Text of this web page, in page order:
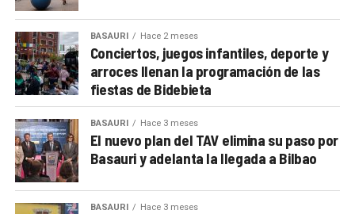
BASAURI Hace 2 meses
Conciertos, juegos infantiles, deporte y
arroces llenan la programación de las
fiestas de Bidebieta
BASAURI Hace 3 meses
El nuevo plan del TAV elimina su paso por
Basauri y adelanta la llegada a Bilbao
BASAURI Hace 3 meses